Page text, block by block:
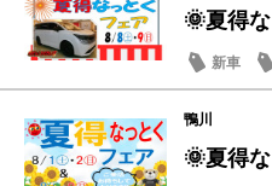
🌞夏得
新車
営業日
鴨川
🌞夏得